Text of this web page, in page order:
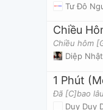
Tư Đô
Chiều
Diệp
1 Phút
Duy Duy